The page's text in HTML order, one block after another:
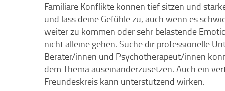
Familiäre Konflikte können tief sitzen und
und lass deine Gefühle zu, auch wenn es
weiter zu kommen oder sehr belastende
nicht alleine gehen. Suche dir professionelle
Berater/innen und Psychotherapeut/innen
dem Thema auseinanderzusetzen. Auch ein
Freundeskreis kann unterstützend wirken.